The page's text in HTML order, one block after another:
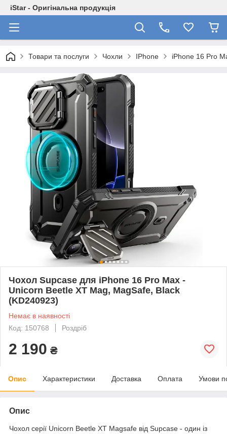
iStar - Оригінальна продукція
Товари та послуги Чохли IPhone iPhone 16 Pro
Чохол Supcase для iPhone 16 Pro Max -
Unicorn Beetle XT Mag, MagSafe, Black
(KD240923)
Немає в наявності
Код: 150768
Роздріб
2 190 ₴
Опис Характеристики Доставка Оплата Умови
Опис
Чохол серії Unicorn Beetle XT Magsafe від Supcase - один із